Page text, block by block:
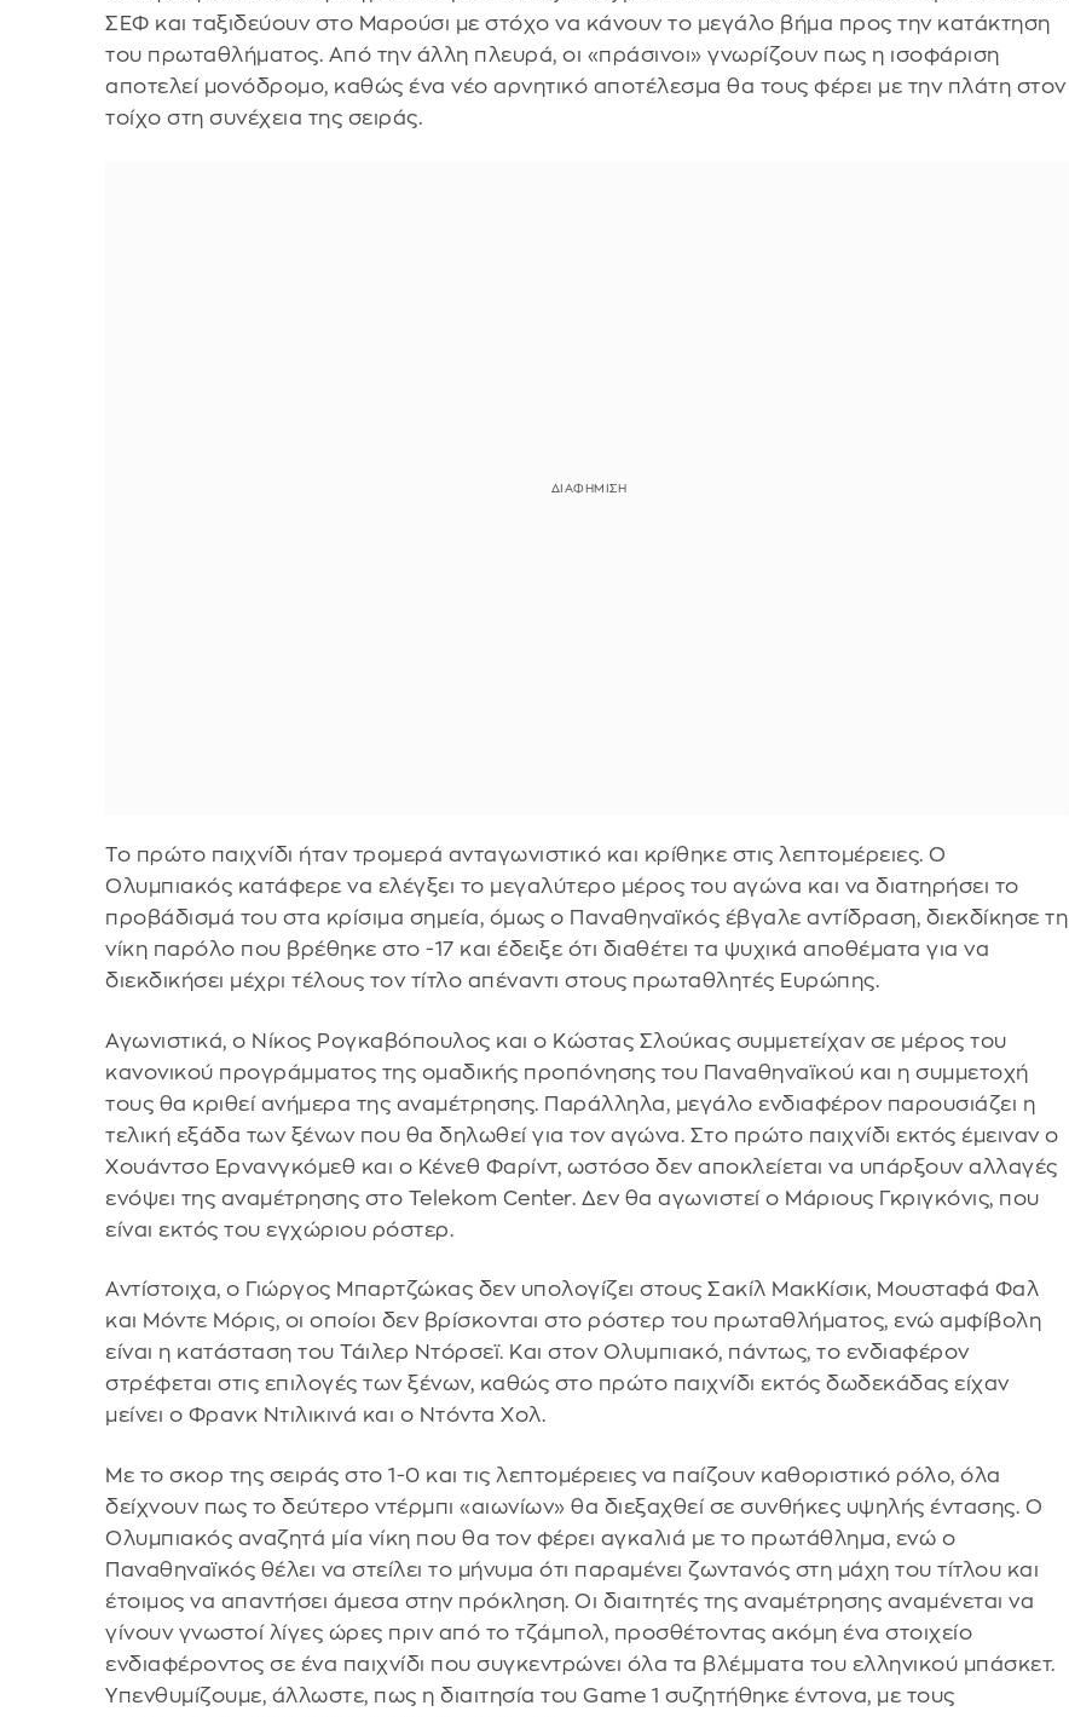
ΣΕΦ και ταξιδεύουν στο Μαρούσι με στόχο να κάνουν το μεγάλο βήμα προς την κατάκτηση
του πρωταθλήματος. Από την άλλη πλευρά, οι «πράσινοι» γνωρίζουν πως η ισοφάριση
αποτελεί μονόδρομο, καθώς ένα νέο αρνητικό αποτέλεσμα θα τους φέρει με την πλάτη στον
τοίχο στη συνέχεια της σειράς.
Το πρώτο παιχνίδι ήταν τρομερά ανταγωνιστικό και κρίθηκε στις λεπτομέρειες. Ο
Ολυμπιακός κατάφερε να ελέγξει το μεγαλύτερο μέρος του αγώνα και να διατηρήσει το
προβάδισμά του στα κρίσιμα σημεία, όμως ο Παναθηναϊκός έβγαλε αντίδραση, διεκδίκησε τη
νίκη παρόλο που βρέθηκε στο -17 και έδειξε ότι διαθέτει τα ψυχικά αποθέματα για να
διεκδικήσει μέχρι τέλους τον τίτλο απέναντι στους πρωταθλητές Ευρώπης.
Αγωνιστικά, ο Νίκος Ρογκαβόπουλος και ο Κώστας Σλούκας συμμετείχαν σε μέρος του
κανονικού προγράμματος της ομαδικής προπόνησης του Παναθηναϊκού και η συμμετοχή
τους θα κριθεί ανήμερα της αναμέτρησης. Παράλληλα, μεγάλο ενδιαφέρον παρουσιάζει η
τελική εξάδα των ξένων που θα δηλωθεί για τον αγώνα. Στο πρώτο παιχνίδι εκτός έμειναν ο
Χουάντσο Ερνανγκόμεθ και ο Κένεθ Φαρίντ, ωστόσο δεν αποκλείεται να υπάρξουν αλλαγές
ενόψει της αναμέτρησης στο Telekom Center. Δεν θα αγωνιστεί ο Μάριους Γκριγκόνις, που
είναι εκτός του εγχώριου ρόστερ.
Αντίστοιχα, ο Γιώργος Μπαρτζώκας δεν υπολογίζει στους Σακίλ ΜακΚίσικ, Μουσταφά Φαλ
και Μόντε Μόρις, οι οποίοι δεν βρίσκονται στο ρόστερ του πρωταθλήματος, ενώ αμφίβολη
είναι η κατάσταση του Τάιλερ Ντόρσεϊ. Και στον Ολυμπιακό, πάντως, το ενδιαφέρον
στρέφεται στις επιλογές των ξένων, καθώς στο πρώτο παιχνίδι εκτός δωδεκάδας είχαν
μείνει ο Φρανκ Ντιλικινά και ο Ντόντα Χολ.
Με το σκορ της σειράς στο 1-0 και τις λεπτομέρειες να παίζουν καθοριστικό ρόλο, όλα
δείχνουν πως το δεύτερο ντέρμπι «αιωνίων» θα διεξαχθεί σε συνθήκες υψηλής έντασης. Ο
Ολυμπιακός αναζητά μία νίκη που θα τον φέρει αγκαλιά με το πρωτάθλημα, ενώ ο
Παναθηναϊκός θέλει να στείλει το μήνυμα ότι παραμένει ζωντανός στη μάχη του τίτλου και
έτοιμος να απαντήσει άμεσα στην πρόκληση. Οι διαιτητές της αναμέτρησης αναμένεται να
γίνουν γνωστοί λίγες ώρες πριν από το τζάμπολ, προσθέτοντας ακόμη ένα στοιχείο
ενδιαφέροντος σε ένα παιχνίδι που συγκεντρώνει όλα τα βλέμματα του ελληνικού μπάσκετ.
Υπενθυμίζουμε, άλλωστε, πως η διαιτησία του Game 1 συζητήθηκε έντονα, με τους